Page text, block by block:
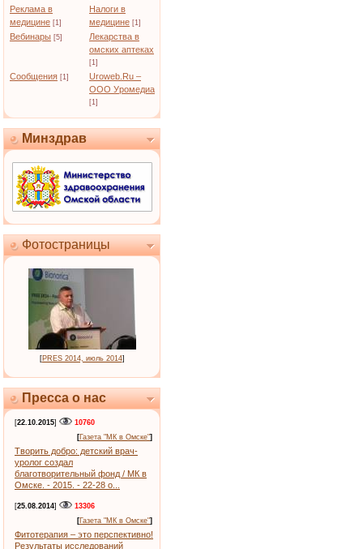
Реклама в
медицине [1]
Налоги в
медицине [1]
Вебинары [5]
Лекарства в
омских аптеках
[1]
Сообщения [1]
Uroweb.Ru –
ООО Уромедиа
[1]
Минздрав
Фотостраницы
[PRES 2014, июль 2014]
Пресса о нас
[22.10.2015]
10760
[Газета "МК в Омске"]
Творить добро: детский врач-
уролог создал
благотворительный фонд / МК в
Омске. - 2015. - 22-28 о...
[25.08.2014]
13306
[Газета "МК в Омске"]
Фитотерапия – это перспективно!
Результаты исследований